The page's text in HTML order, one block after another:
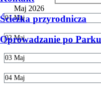
Ścieżka przyrodnicza
Oprowadzanie po
Maj 2026
01Maj
02Maj
03 Maj
04 Maj